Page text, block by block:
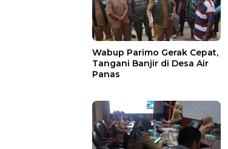
Wabup Parimo Gerak Cepat,
Tangani Banjir di Desa Air
Panas